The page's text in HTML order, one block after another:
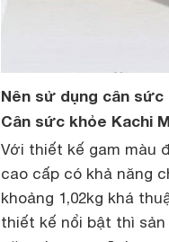
Nên sử dụng cân
Cân sức khỏe Kachi
Với thiết kế gam màu
cao cấp có khả năng
khoảng 1,02kg khá
thiết kế nổi bật thì